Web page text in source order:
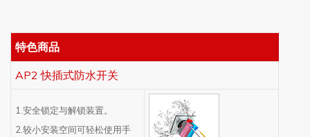
特色商品
AP2 快插式防水开关
1.安全锁定与解锁装置。
2.较小安装空间可轻松使用手